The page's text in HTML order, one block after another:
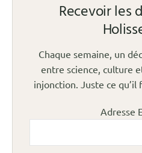
Recevoir les
Chaque semaine, un
entre science, culture
injonction. Juste ce
Adresse